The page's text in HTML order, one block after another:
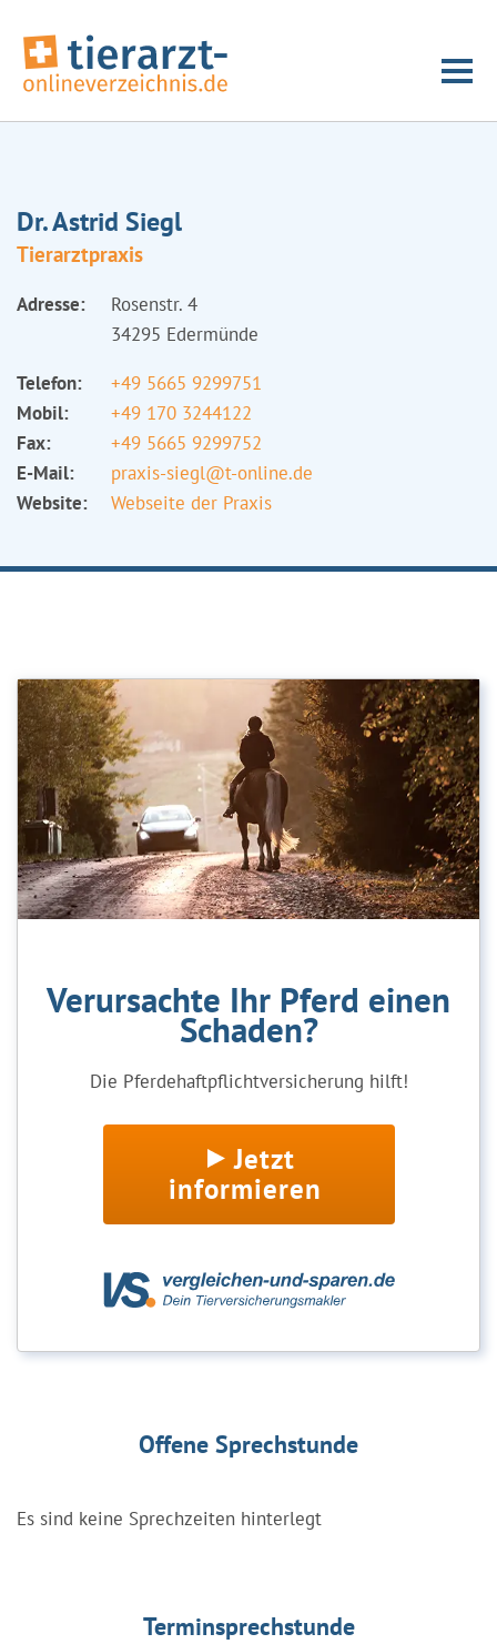
Dr. Astrid Siegl
Tierarztpraxis
Adresse:
Rosenstr. 4
34295 Edermünde
Telefon:
+49 5665 9299751
Mobil:
+49 170 3244122
Fax:
+49 5665 9299752
E-Mail:
praxis-siegl@t-online.de
Website:
Webseite der Praxis
Verursachte Ihr Pferd einen
Schaden?
Die Pferdehaftpflichtversicherung hilft!
Jetzt
informieren
Offene Sprechstunde
Es sind keine Sprechzeiten hinterlegt
Terminsprechstunde